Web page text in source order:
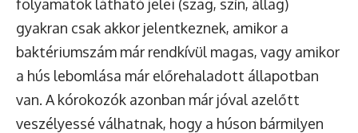
folyamatok látható jelei (szag, szín, állag)
gyakran csak akkor jelentkeznek, amikor a
baktériumszám már rendkívül magas, vagy amikor
a hús lebomlása már előrehaladott állapotban
van. A kórokozók azonban már jóval azelőtt
veszélyessé válhatnak, hogy a húson bármilyen